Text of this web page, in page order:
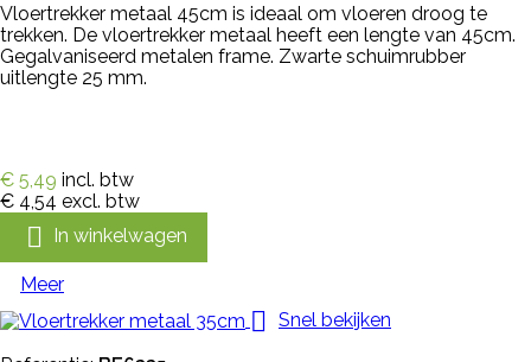
Vloertrekker metaal 45cm is ideaal om vloeren droog te
trekken. De vloertrekker metaal heeft een lengte van 45cm.
Gegalvaniseerd metalen frame. Zwarte schuimrubber
uitlengte 25 mm.
€ 5,49 incl. btw
€ 4,54 excl. btw
 In winkelwagen
Meer
 Snel bekijken